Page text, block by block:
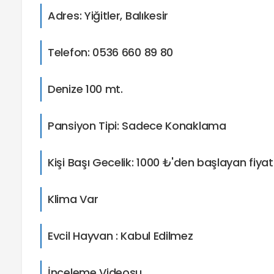
Adres: Yiğitler, Balıkesir
Telefon: 0536 660 89 80
Denize 100 mt.
Pansiyon Tipi: Sadece Konaklama
Kişi Başı Gecelik: 1000 ₺'den başlayan
Klima Var
Evcil Hayvan : Kabul Edilmez